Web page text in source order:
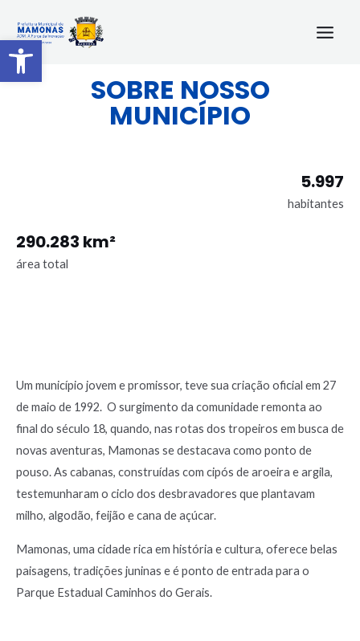
Barra de Ferramentas Aberta
SOBRE NOSSO
MUNICÍPIO
5.997
habitantes
290.283 km²
área total
Um município jovem e promissor, teve sua criação oficial em 27
de maio de 1992. O surgimento da comunidade remonta ao
final do século 18, quando, nas rotas dos tropeiros em busca de
novas aventuras, Mamonas se destacava como ponto de
pouso. As cabanas, construídas com cipós de aroeira e argila,
testemunharam o ciclo dos desbravadores que plantavam
milho, algodão, feijão e cana de açúcar.
Mamonas, uma cidade rica em história e cultura, oferece belas
paisagens, tradições juninas e é ponto de entrada para o
Parque Estadual Caminhos do Gerais.